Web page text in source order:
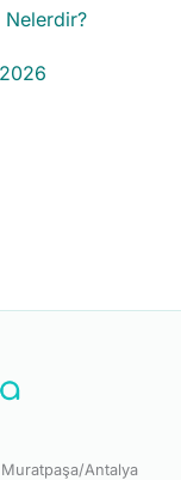
Nelerdir?
Antalya